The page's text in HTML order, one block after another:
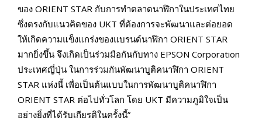
ของ ORIENT STAR กับการทำตลาดนาฬิกาในประเทศไทย
ซึ่งตรงกับแนวคิดของ UKT ที่ต้องการจะพัฒนาและต่อยอด
ให้เกิดความแข็งแกร่งของแบรนด์นาฬิกา ORIENT STAR
มากยิ่งขึ้น จึงเกิดเป็นร่วมมือกันกับทาง EPSON Corporation
ประเทศญี่ปุ่น ในการร่วมกันพัฒนาบูติคนาฬิกา ORIENT
STAR แห่งนี้ เพื่อเป็นต้นแบบในการพัฒนาบูติคนาฬิกา
ORIENT STAR ต่อไปทั่วโลก โดย UKT มีความภูมิใจเป็น
อย่างยิ่งที่ได้รับเกียรติในครั้งนี้”